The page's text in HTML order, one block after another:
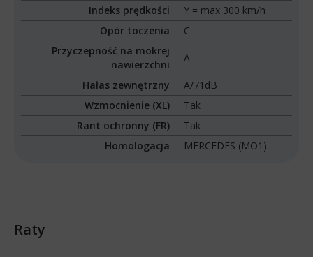
Indeks prędkości
Y = max 300 km/h
Opór toczenia
C
Przyczepność na mokrej
nawierzchni
A
Hałas zewnętrzny
A/71dB
Wzmocnienie (XL)
Tak
Rant ochronny (FR)
Tak
Homologacja
MERCEDES (MO1)
Raty